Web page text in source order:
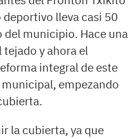
deportivo lleva casi 50
del municipio. Hace una
tejado y ahora el
integral de este
empezando
la cubierta, ya que